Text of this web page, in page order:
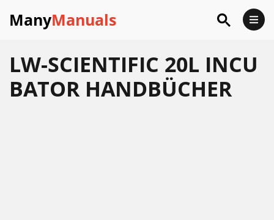
ManyManuals
LW-SCIENTIFIC 20L INCU
BATOR HANDBÜCHER